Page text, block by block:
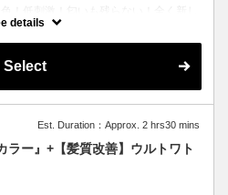
ットメニュー☆
details
Select
Est. Duration：Approx. 2 hrs30 mins
ラー』+【髪質改善】ウルトワト